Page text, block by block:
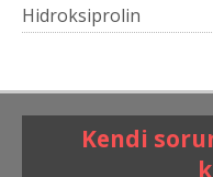
Hidroksiprolin
Kendi